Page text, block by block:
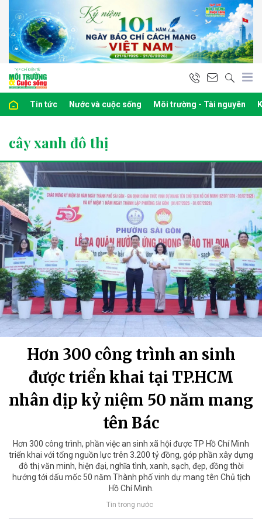
Tin tức Nước và cuộc sống Môi trường - Tài nguyên
cây xanh đô thị
Hơn 300 công trình an sinh
được triển khai tại TP.HCM
nhân dịp kỷ niệm 50 năm mang
tên Bác
Hơn 300 công trình, phần việc an sinh xã hội được TP Hồ Chí Minh
triển khai với tổng nguồn lực trên 3.200 tỷ đồng, góp phần xây dựng
đô thị văn minh, hiện đại, nghĩa tình, xanh, sạch, đẹp, đồng thời
hướng tới dấu mốc 50 năm Thành phố vinh dự mang tên Chủ tịch
Hồ Chí Minh.
Tin trong nước